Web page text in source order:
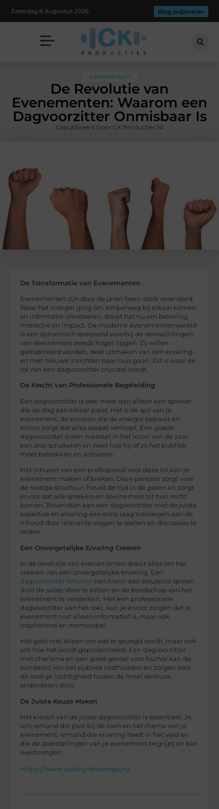
Zaterdag 8 Augustus 2026 Blog publiceren
Aanbiedingen
De Revolutie van
Evenementen: Waarom een
Dagvoorzitter Onmisbaar Is
Gepubliceerd Door CK Producties.nl
De Transformatie van Evenementen
Evenementen zijn door de jaren heen sterk veranderd.
Waar het vroeger ging om simpelweg bij elkaar komen
en informatie uitwisselen, draait het nu om beleving,
interactie en impact. De moderne evenementenwereld
is een dynamisch speelveld waarbij de verwachtingen
van deelnemers steeds hoger liggen. Zij willen
geïnspireerd worden, deel uitmaken van een ervaring
en met nieuwe inzichten naar huis gaan. Dit is waar de
rol van een dagvoorzitter cruciaal wordt.
De Kracht van Professionele Begeleiding
Een dagvoorzitter is veel meer dan alleen een spreker
die de dag aan elkaar praat. Het is de spil van je
evenement, de persoon die de energie bepaalt en
ervoor zorgt dat alles soepel verloopt. Een goede
dagvoorzitter is een meester in het lezen van de zaal,
kan snel schakelen en weet hoe hij of zij het publiek
moet betrekken en activeren.
Het inhuren van een professional voor deze rol kan je
evenement maken of breken. Deze persoon zorgt voor
de nodige structuur, houdt de tijd in de gaten en zorgt
ervoor dat alle sprekers en deelnemers tot hun recht
komen. Bovendien kan een dagvoorzitter met de juiste
expertise en ervaring een extra laag toevoegen aan de
inhoud door relevante vragen te stellen en discussies te
leiden.
Een Onvergetelijke Ervaring Creëren
In de revolutie van evenementen draait alles om het
creëren van een onvergetelijke ervaring. Een
dagvoorzitter inhuren kan hierin een sleutelrol spelen
door de juiste sfeer te zetten en de boodschap van het
evenement te versterken. Met een professionele
dagvoorzitter aan het roer, kun je ervoor zorgen dat je
evenement niet alleen informatief is, maar ook
inspirerend en memorabel.
Het gaat niet alleen om wat er gezegd wordt, maar ook
om hoe het wordt gepresenteerd. Een dagvoorzitter
met charisma en een goed gevoel voor humor kan de
aandacht van het publiek vasthouden en zorgen voor
de nodige luchtigheid tussen de meer serieuze
onderdelen door.
De Juiste Keuze Maken
Het kiezen van de juiste dagvoorzitter is essentieel. Je
wilt iemand die past bij de toon en het thema van je
evenement, iemand die ervaring heeft in het veld en
die de doelstellingen van je evenement begrijpt en kan
overbrengen.
https://www.quality-bookings.nl/